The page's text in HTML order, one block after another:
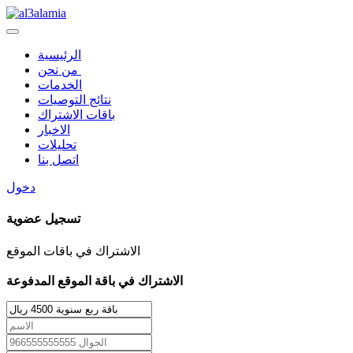
الرئيسية
الخدمات
نتائج التوصيات
باقات الاشتراك
الاخبار
تحليلات
اتصل بنا
دخول
تسجيل عضوية
الاشتراك في باقات الموقع
الاشتراك في باقة الموقع المدفوعة